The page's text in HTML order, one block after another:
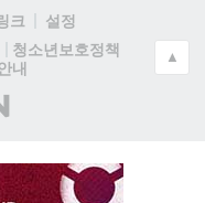
크
설정
청소년보호정책
내
▲